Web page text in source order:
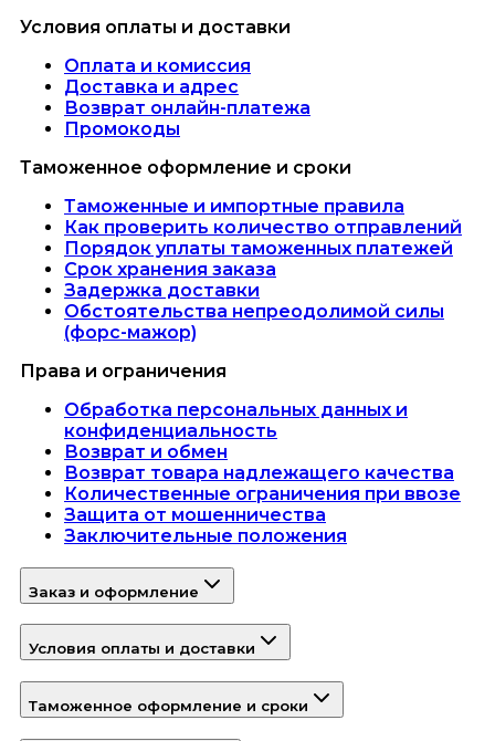
Условия оплаты и доставки
Оплата и комиссия
Доставка и адрес
Возврат онлайн-платежа
Промокоды
Таможенное оформление и сроки
Таможенные и импортные правила
Как проверить количество отправлений
Порядок уплаты таможенных платежей
Срок хранения заказа
Задержка доставки
Обстоятельства непреодолимой силы
(форс-мажор)
Права и ограничения
Обработка персональных данных и
конфиденциальность
Возврат и обмен
Возврат товара надлежащего качества
Количественные ограничения при ввозе
Защита от мошенничества
Заключительные положения
Заказ и оформление
Условия оплаты и доставки
Таможенное оформление и сроки